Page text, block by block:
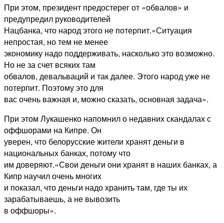
При этом, президент предостерег от «обвалов» и
предупредил руководителей
Нацбанка, что народ этого не потерпит.«Ситуация
непростая, но тем не менее
экономику надо поддерживать, насколько это возможно.
Но не за счет всяких там
обвалов, девальваций и так далее. Этого народ уже не
потерпит. Поэтому это для
вас очень важная и, можно сказать, основная задача».
При этом Лукашенко напомнил о недавних скандалах с
оффшорами на Кипре. Он
уверен, что белорусские жители хранят деньги в
национальных банках, потому что
им доверяют.«Свои деньги они хранят в наших банках, а
Кипр научил очень многих
и показал, что деньги надо хранить там, где ты их
зарабатываешь, а не вывозить
в оффшоры».